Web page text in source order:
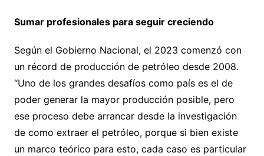
Sumar profesionales para seguir creciendo
Según el Gobierno Nacional, el 2023 comenzó con
un récord de producción de petróleo desde 2008.
“Uno de los grandes desafíos como país es el de
poder generar la mayor producción posible, pero
ese proceso debe arrancar desde la investigación
de como extraer el petróleo, porque si bien existe
un marco teórico para esto, cada caso es particular